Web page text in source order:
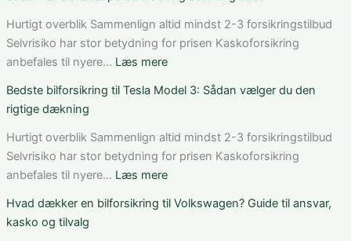
vurderer
du
pris,
dækning
vilkår
fungerer
bilforsikring
til
Mercedes
Klasse:
pris
og
valg
den
Hurtigt overblik Sammenlign altid mindst 2-3 forsikringstilbud
Selvrisiko har stor betydning for prisen Kaskoforsikring
anbefales til nyere… Læs mere:
får
rabat
på
bilforsikring
ung
Bedste bilforsikring til Tesla Model 3: Sådan vælger du den
rigtige dækning
Hurtigt overblik Sammenlign altid mindst 2-3 forsikringstilbud
Selvrisiko har stor betydning for prisen Kaskoforsikring
anbefales til nyere… Læs mere:
bilforsikring
Hvad dækker en bilforsikring til Volkswagen? Guide til ansvar,
kasko og tilvalg